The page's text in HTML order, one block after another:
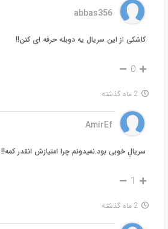
abbas356
کاشکی از این سریال یه دوبله حرفه ای کنن!!
0
2 ماه گذشته
AmirEf
سریالِ خوبی بود.نمیدونم چرا امتیازش انقدر کمه!!
1
2 ماه گذشته